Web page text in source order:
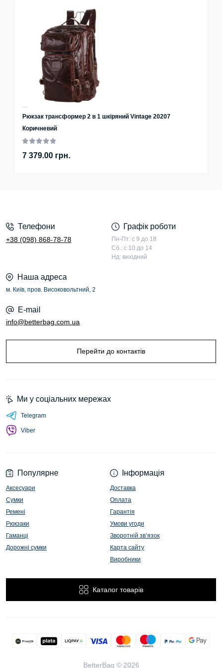
Рюкзак трансформер 2 в 1 шкіряний Vintage 20207
Коричневий
7 379.00 грн.
Телефони
+38 (098) 868-78-78
Графік роботи
Пн-Пт: с 9 до 18
Сб.: с 10 до 14
Нд: вихідний
Наша адреса
м. Київ, пров. Високовольтний, 2
E-mail
info@betterbag.com.ua
Перейти до контактів
Популярне
Аксесуари
Сумки
Ремені
Рюкзаки
Гаманці
Дорожні сумки
Інформація
Доставка
Оплата
Гарантія
Умови угоди
Зворотній зв’язок
Карта сайту
Виробники
Каталог товарів
Ми у соціальних мережах
Telegram
Viber
BetterBag © 2026